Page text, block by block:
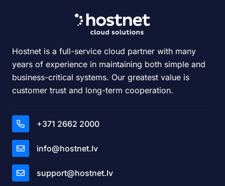
Hostnet is a full-service cloud partner with many
years of experience in maintaining both simple and
business-critical systems. Our greatest value is
customer trust and long-term cooperation.
+371 2662 2000
info@hostnet.lv
support@hostnet.lv